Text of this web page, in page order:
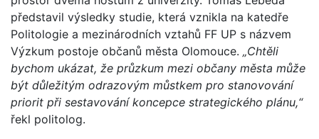
představil výsledky studie, která vznikla na katedře
Politologie a mezinárodních vztahů FF UP s názvem
Výzkum postoje občanů města Olomouce. „Chtěli
bychom ukázat, že průzkum mezi občany města může
být důležitým odrazovým můstkem pro stanovování
priorit při sestavování koncepce strategického plánu,“
řekl politolog.